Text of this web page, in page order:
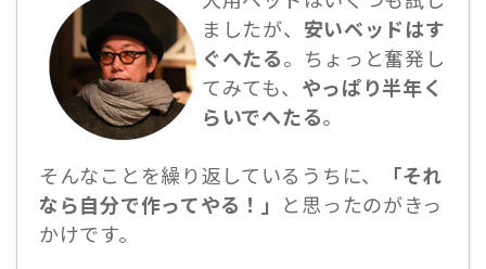
ましたが、 安いベッドはす
ぐへたる。ちょっと奮発し
てみても、 やっぱり半年く
らいでへたる。
そんなことを繰り返しているうちに、
「それ
なら自分で作ってやる！」 と思ったのがきっ
かけです。